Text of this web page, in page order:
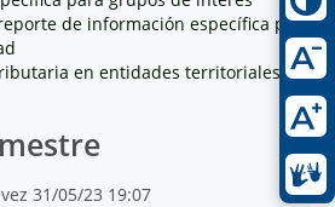
de información específica por
en entidades territoriales
31/05/23 19:07